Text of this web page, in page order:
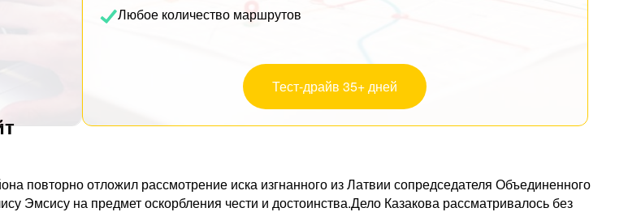
Любое количество маршрутов
Тест-драйв 35+ дней
повторно отложил рассмотрение иска изгнанного из Латвии сопредседателя Объединенного
Эмсису на предмет оскорбления чести и достоинства.Дело Казакова рассматривалось без